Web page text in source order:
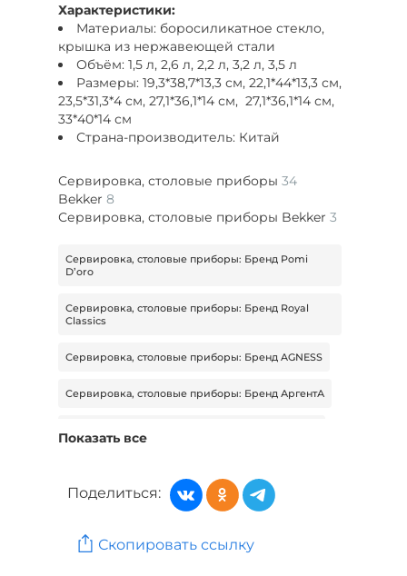
Характеристики:
Материалы: боросиликатное стекло,
крышка из нержавеющей стали
Объём: 1,5 л, 2,6 л, 2,2 л, 3,2 л, 3,5 л
Размеры: 19,3*38,7*13,3 см, 22,1*44*13,3 см,
23,5*31,3*4 см, 27,1*36,1*14 см, 27,1*36,1*14 см,
33*40*14 см
Страна-производитель: Китай
Сервировка, столовые приборы 34
Bekker 8
Сервировка, столовые приборы Bekker 3
Сервировка, столовые приборы: Бренд Pomi
D’oro
Сервировка, столовые приборы: Бренд Royal
Classics
Сервировка, столовые приборы: Бренд AGNESS
Сервировка, столовые приборы: Бренд АргентА
Сервировка, столовые приборы: Бренд Lefard
Кухня и столовая: Бренд Pomi D’oro
Показать все
Поделиться:
Скопировать ссылку